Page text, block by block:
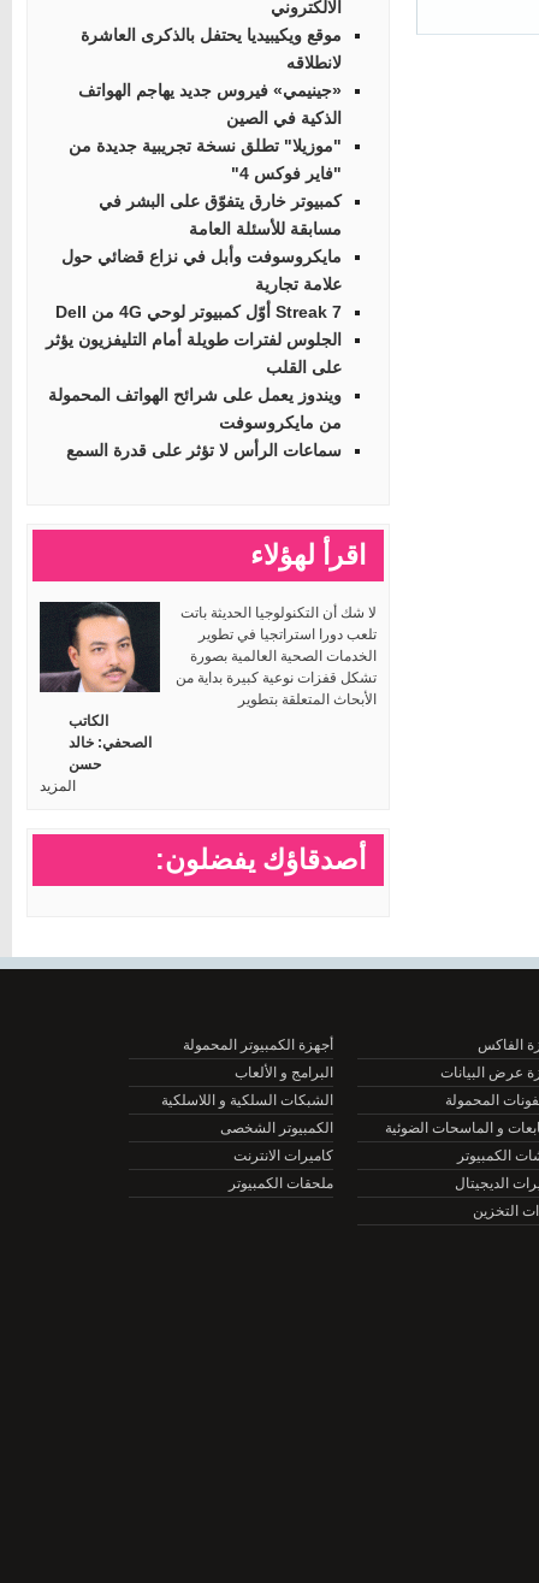
الالكتروني
موقع ويكيبيديا يحتفل بالذكرى العاشرة
لانطلاقه
«جينيمي» فيروس جديد يهاجم الهواتف
الذكية في الصين
"موزيلا" تطلق نسخة تجريبية جديدة من
"فاير فوكس 4"
كمبيوتر خارق يتفوّق على البشر في
مسابقة للأسئلة العامة
مايكروسوفت وأبل في نزاع قضائي حول
علامة تجارية
Streak 7 أوّل كمبيوتر لوحي 4G من Dell
الجلوس لفترات طويلة أمام التليفزيون يؤثر
على القلب
ويندوز يعمل على شرائح الهواتف المحمولة
من مايكروسوفت
سماعات الرأس لا تؤثر على قدرة السمع
اقرأ لهؤلاء
لا شك أن التكنولوجيا الحديثة باتت
تلعب دورا استراتجيا في تطوير
الخدمات الصحية العالمية بصورة
تشكل قفزات نوعية كبيرة بداية من
الأبحاث المتعلقة بتطوير
الكاتب
الصحفي: خالد
حسن
المزيد
أصدقاؤك يفضلون:
أجهزة الكمبيوتر المحمولة
البيانات
البرامج و الألعاب
المحمولة
الشبكات السلكية و اللاسلكية
و الماسحات الضوئية
الكمبيوتر الشخصى
كاميرات الانترنت
الديجيتال
ملحقات الكمبيوتر